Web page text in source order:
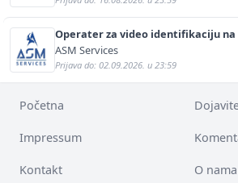
Operater za video identifikaciju
(m/ž)
ASM Services
Prijava do: 02.09.2026. u 23:59
Početna
Impressum
Kontakt O nama